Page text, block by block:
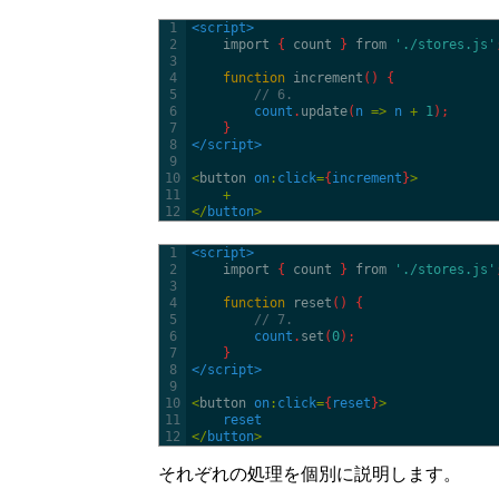
1
2
3
4
5
6
7
8
9
10
11
12
<script>
import
{ count } from './stores.js'
function increment ( )
{
// 6.
count . update( n => n + 1) ;
}
</script>
<button on : click={ increment }>
+
</ button>
1
2
3
4
5
6
7
8
9
10
11
12
<script>
import
{ count } from './stores.js'
function reset ( )
{
// 7.
count . set (0) ;
}
</script>
<button on : click={ reset }>
reset
</ button>
それぞれの処理を個別に説明します。